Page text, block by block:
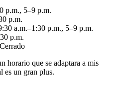
p.m., 5–9 p.m.
p.m.
a.m.–1:30 p.m., 5–9 p.m.
p.m.
Cerrado
horario que se adaptara a mis
es un gran plus.